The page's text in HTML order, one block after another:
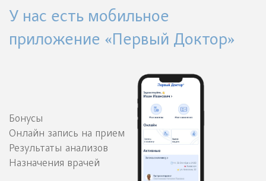
У нас есть мобильное
приложение «Первый Доктор»
Бонусы
Онлайн запись на прием
Результаты анализов
Назначения врачей